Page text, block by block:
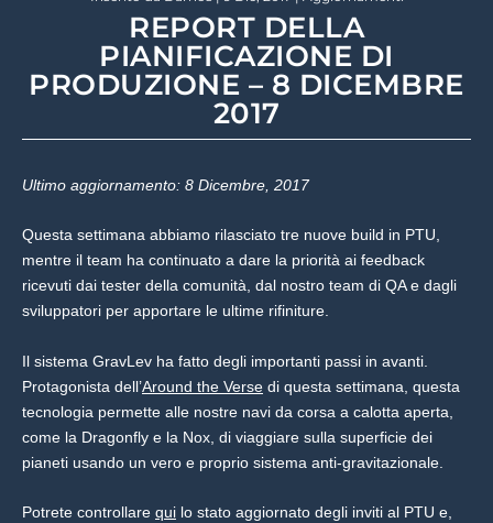
REPORT DELLA
PIANIFICAZIONE DI
PRODUZIONE – 8 DICEMBRE
2017
Ultimo aggiornamento: 8 Dicembre, 2017
Questa settimana abbiamo rilasciato tre nuove build in PTU,
mentre il team ha continuato a dare la priorità ai feedback
ricevuti dai tester della comunità, dal nostro team di QA e dagli
sviluppatori per apportare le ultime rifiniture.
Il sistema GravLev ha fatto degli importanti passi in avanti.
Protagonista dell’Around the Verse di questa settimana, questa
tecnologia permette alle nostre navi da corsa a calotta aperta,
come la Dragonfly e la Nox, di viaggiare sulla superficie dei
pianeti usando un vero e proprio sistema anti-gravitazionale.
Potrete controllare qui lo stato aggiornato degli inviti al PTU e,